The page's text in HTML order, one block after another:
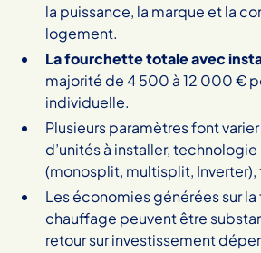
la puissance, la marque et la
logement.
La fourchette totale avec
majorité de 4 500 à 12 000 €
individuelle.
Plusieurs paramètres font
d’unités à installer,
(monosplit, multisplit, Inverter),
Les économies générées sur
chauffage peuvent être
retour sur investissement